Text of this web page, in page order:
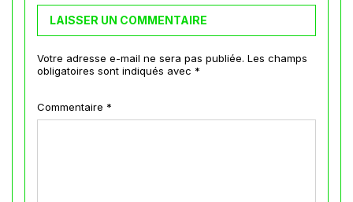
LAISSER UN COMMENTAIRE
Votre adresse e-mail ne sera pas publiée. Les champs
obligatoires sont indiqués avec *
Commentaire *